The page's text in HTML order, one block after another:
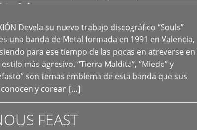
[…]
Devela su nuevo trabajo discográfico “Souls”
una banda de Metal formada en 1991 en Valencia,
para ese tiempo de las pocas en atreverse en
más agresivo. “Tierra Maldita”, “Miedo” y
son temas emblema de esta banda que sus
y corean […]
FEAST